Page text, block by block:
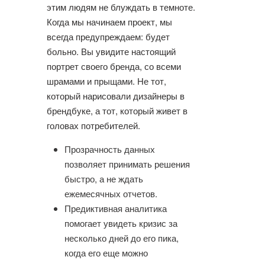
этим людям не блуждать в темноте.
Когда мы начинаем проект, мы
всегда предупреждаем: будет
больно. Вы увидите настоящий
портрет своего бренда, со всеми
шрамами и прыщами. Не тот,
который нарисовали дизайнеры в
брендбуке, а тот, который живет в
головах потребителей.
Прозрачность данных
позволяет принимать решения
быстро, а не ждать
ежемесячных отчетов.
Предиктивная аналитика
помогает увидеть кризис за
несколько дней до его пика,
когда его еще можно